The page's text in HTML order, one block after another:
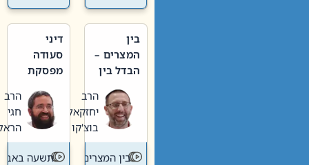
בין
המצרים –
הבדל בין
חדשה
לישנה
הרב
יחזקאל
בוצ'קו
בין המצרים
דיני
סעודה
מפסקת
תשעה
באב
הרב
חגי
הראל
תשעה באב